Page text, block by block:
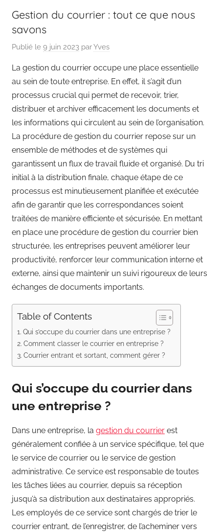
Gestion du courrier : tout ce que nous
savons
Publié le 9 juin 2023 parYves
La gestion du courrier occupe une place essentielle
au sein de toute entreprise. En effet, il s’agit d’un
processus crucial qui permet de recevoir, trier,
distribuer et archiver efficacement les documents et
les informations qui circulent au sein de l’organisation.
La procédure de gestion du courrier repose sur un
ensemble de méthodes et de systèmes qui
garantissent un flux de travail fluide et organisé. Du tri
initial à la distribution finale, chaque étape de ce
processus est minutieusement planifiée et exécutée
afin de garantir que les correspondances soient
traitées de manière efficiente et sécurisée. En mettant
en place une procédure de gestion du courrier bien
structurée, les entreprises peuvent améliorer leur
productivité, renforcer leur communication interne et
externe, ainsi que maintenir un suivi rigoureux de leurs
échanges de documents importants.
Table of Contents
Qui s’occupe du courrier dans une entreprise ?
Comment classer le courrier en entreprise ?
Courrier entrant et sortant, comment gérer ?
Qui s’occupe du courrier dans
une entreprise ?
Dans une entreprise, la gestion du courrier est
généralement confiée à un service spécifique, tel que
le service de courrier ou le service de gestion
administrative. Ce service est responsable de toutes
les tâches liées au courrier, depuis sa réception
jusqu’à sa distribution aux destinataires appropriés.
Les employés de ce service sont chargés de trier le
courrier entrant, de l’enregistrer, de l’acheminer vers